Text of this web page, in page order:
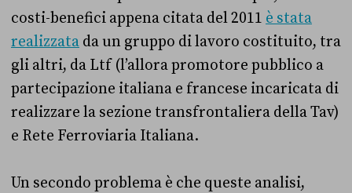
costi-benefici appena citata del 2011 è stata
realizzata da un gruppo di lavoro costituito, tra
gli altri, da Ltf (l’allora promotore pubblico a
partecipazione italiana e francese incaricata di
realizzare la sezione transfrontaliera della Tav)
e Rete Ferroviaria Italiana.
Un secondo problema è che queste analisi,